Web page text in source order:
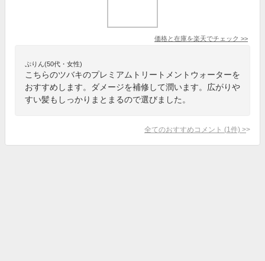
価格と在庫を楽天でチェック >>
ぷりん(50代・女性)
こちらのツバキのプレミアムトリートメントウォーターを
おすすめします。ダメージを補修して潤います。広がりや
すい髪もしっかりまとまるので選びました。
全てのおすすめコメント (1 件) >